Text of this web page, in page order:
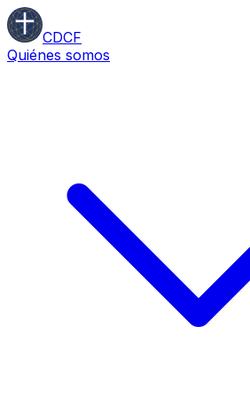
CDCF
Quiénes somos